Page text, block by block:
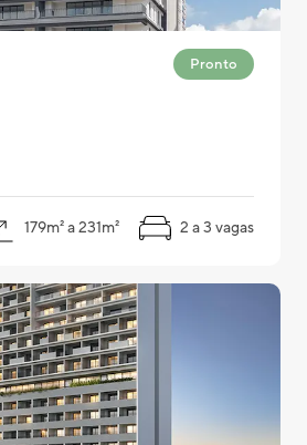
Pronto
179m² a 231m² 2 a 3 vagas